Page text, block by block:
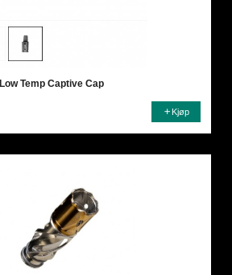
Low Temp Captive Cap
Kjøp